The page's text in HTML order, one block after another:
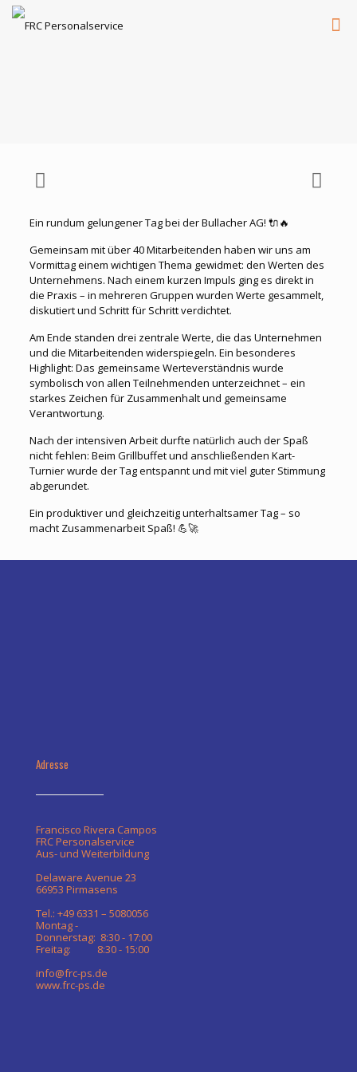
Ein rundum gelungener Tag bei der Bullacher AG! 🔌🔥
Gemeinsam mit über 40 Mitarbeitenden haben wir uns am
Vormittag einem wichtigen Thema gewidmet: den Werten des
Unternehmens. Nach einem kurzen Impuls ging es direkt in
die Praxis – in mehreren Gruppen wurden Werte gesammelt,
diskutiert und Schritt für Schritt verdichtet.
Am Ende standen drei zentrale Werte, die das Unternehmen
und die Mitarbeitenden widerspiegeln. Ein besonderes
Highlight: Das gemeinsame Werteverständnis wurde
symbolisch von allen Teilnehmenden unterzeichnet – ein
starkes Zeichen für Zusammenhalt und gemeinsame
Verantwortung.
Nach der intensiven Arbeit durfte natürlich auch der Spaß
nicht fehlen: Beim Grillbuffet und anschließenden Kart-
Turnier wurde der Tag entspannt und mit viel guter Stimmung
abgerundet.
Ein produktiver und gleichzeitig unterhaltsamer Tag – so
macht Zusammenarbeit Spaß! 💪🚀
Adresse
Francisco Rivera Campos
FRC Personalservice
Aus- und Weiterbildung
Delaware Avenue 23
66953 Pirmasens
Tel.: +49 6331 – 5080056
Montag -
Donnerstag: 8:30 - 17:00
Freitag: 8:30 - 15:00
info@frc-ps.de
www.frc-ps.de